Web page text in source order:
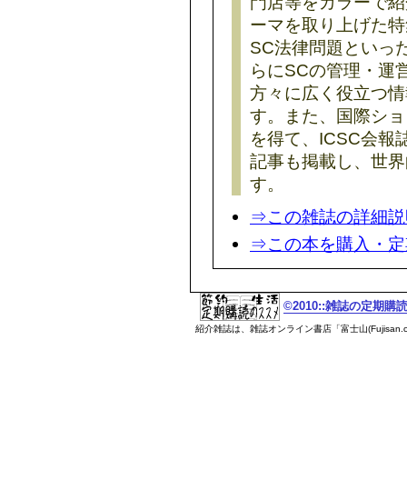
ーマを取り上げた
SC法律問題といっ
らにSCの管理・運
方々に広く役立つ
す。また、国際シ
を得て、ICSC会報
記事も掲載し、世
す。
⇒この雑誌の詳細
⇒この本を購入・
©2010::雑誌の定期購
紹介雑誌は、雑誌オンライン書店「富士山